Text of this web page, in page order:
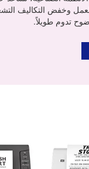
وخفض التكاليف
تدوم طويلاً.